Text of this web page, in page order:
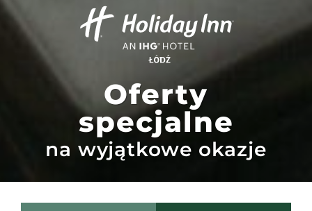
Oferty
specjalne
na wyjątkowe okazje